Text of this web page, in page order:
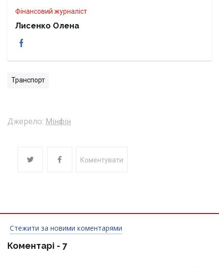
Фінансовий журналіст
Лисенко Олена
Транспорт
Джерело: Мінфін
Коментувати
Стежити за новими коментарями
Коментарі - 7